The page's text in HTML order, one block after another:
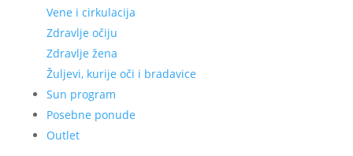
Vene i cirkulacija
Zdravlje očiju
Zdravlje žena
Žuljevi, kurije oči i bradavice
Sun program
Posebne ponude
Outlet